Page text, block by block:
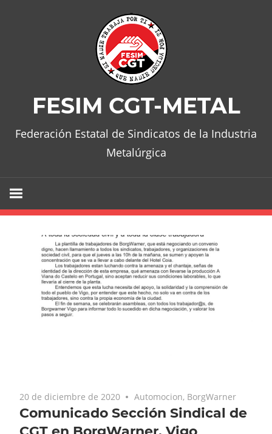
FESIM CGT-METAL
Federación Estatal de Sindicatos de la Industria
Metalúrgica
20 de diciembre de 2020 Automocion, BorgWarner
Comunicado Sección Sindical de